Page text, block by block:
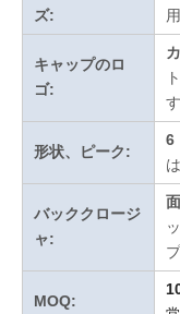
ズ:
キャップのロ
ゴ:
す
形状、ピーク:
6
バッククロージ
ャ:
MOQ: